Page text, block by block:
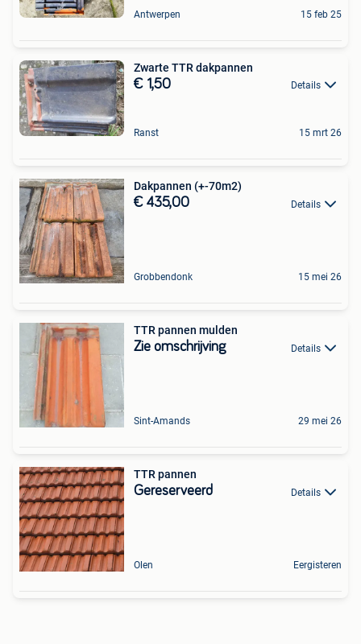
Antwerpen 15 feb 25
Zwarte TTR dakpannen
€ 1,50 Details
Ranst 15 mrt 26
Dakpannen (+-70m2)
€ 435,00 Details
Grobbendonk 15 mei 26
TTR pannen mulden
Zie omschrijving Details
Sint-Amands 29 mei 26
TTR pannen
Gereserveerd Details
Olen Eergisteren